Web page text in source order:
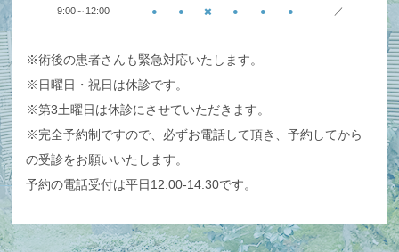
9:00～12:00 ● ● ✖️ ● ● ● ／
※術後の患者さんも緊急対応いたします。
※日曜日・祝日は休診です。
※第3土曜日は休診にさせていただきます。
※完全予約制ですので、必ずお電話して頂き、予約してから
の受診をお願いいたします。
予約の電話受付は平日12:00-14:30です。